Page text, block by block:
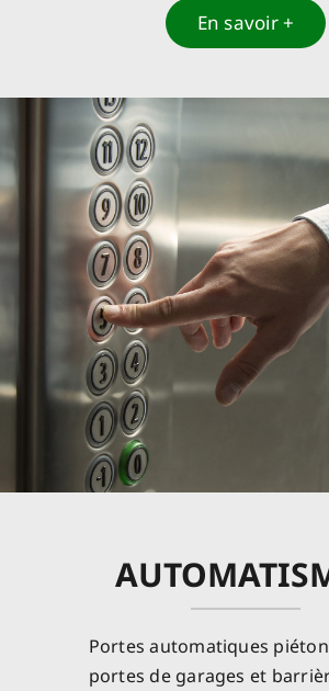
En savoir +
Portes automatiques
portes de garages et